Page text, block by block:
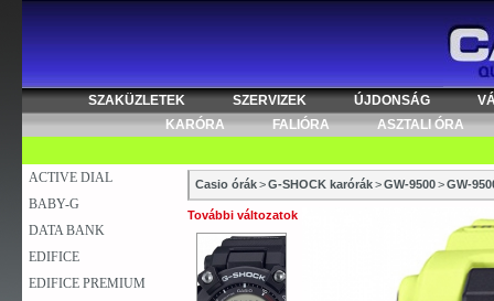
SZAKÜZLETEK SZERVIZEK ÚJDONSÁG
KARÓRA
FALIÓRA ASZTALI ÓRA
ACTIVE DIAL
BABY-G
DATA BANK
EDIFICE
EDIFICE PREMIUM
Casio órák>G-SHOCK karórák>GW-9500>GW-
További változatok